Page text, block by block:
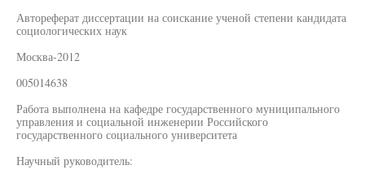
Автореферат диссертации на соискание ученой степени кандидата
социологических наук
Москва-2012
005014638
Работа выполнена на кафедре государственного муниципального
управления и социальной инженерии Российского
государственного социального университета
Научный руководитель: